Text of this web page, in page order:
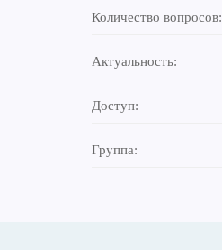
Количество вопросов:
Актуальность:
Доступ:
Группа: